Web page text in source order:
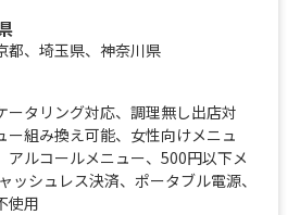
都、 埼玉県、 神奈川県
ータリング対応、 調理無し出店対
ー組み換え可能、 女性向けメニュ
アルコールメニュー、 500円以下メ
ッシュレス決済、 ポータブル電源、
使用